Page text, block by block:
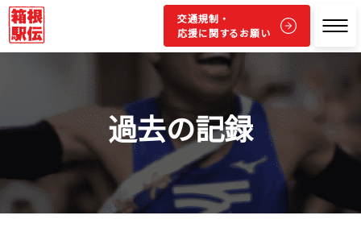
交通規制・
応援に関するお願い
過去の記録